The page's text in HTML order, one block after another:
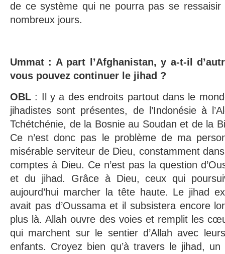
de ce système qui ne pourra pas se ressaisir
nombreux jours.
Ummat : A part l’Afghanistan, y a-t-il
vous pouvez continuer le jihad ?
OBL : Il y a des endroits partout dans le
jihadistes sont présentes, de l’Indonésie à
Tchétchénie, de la Bosnie au Soudan et de la
Ce n’est donc pas le problème de ma
misérable serviteur de Dieu, constamment
comptes à Dieu. Ce n’est pas la question
et du jihad. Grâce à Dieu, ceux qui
aujourd’hui marcher la tête haute. Le jihad
avait pas d’Oussama et il subsistera encore
plus là. Allah ouvre des voies et remplit les
qui marchent sur le sentier d’Allah avec
enfants. Croyez bien qu’à travers le jihad,